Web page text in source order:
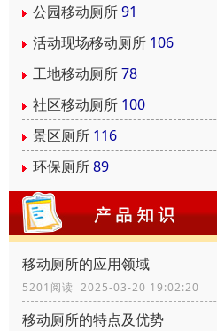
公园移动厕所91
活动现场移动厕所 106
工地移动厕所78
社区移动厕所 100
景区厕所 116
环保厕所89
移动厕所的应用领域
5201阅读 2025-03-20 19:02:20
移动厕所的特点及优势